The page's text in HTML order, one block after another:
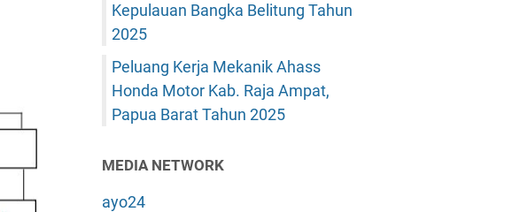
Kepulauan Bangka Belitung Tahun
2025
Peluang Kerja Mekanik Ahass
Honda Motor Kab. Raja Ampat,
Papua Barat Tahun 2025
MEDIA NETWORK
ayo24